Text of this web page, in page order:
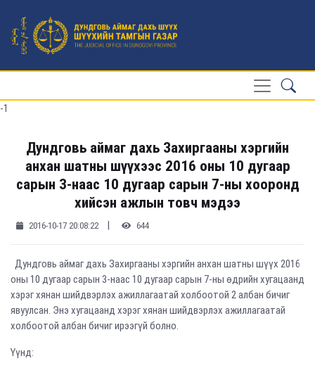
-1
Дундговь аймаг дахь Захиргааны хэргийн
анхан шатны шүүхээс 2016 оны 10 дугаар
сарын 3-наас 10 дугаар сарын 7-ны хооронд
хийсэн ажлын товч мэдээ
2016-10-17 20:08:22| 644
Дундговь аймаг дахь Захиргааны хэргийн анхан шатны шүүх 2016
оны 10 дугаар сарын 3-наас 10 дугаар сарын 7-ны өдрийн хугацаанд
хэрэг хянан шийдвэрлэх ажиллагаатай холбоотой 2 албан бичиг
явуулсан. Энэ хугацаанд хэрэг хянан шийдвэрлэх ажиллагаатай
холбоотой албан бичиг ирээгүй болно.
Үүнд: